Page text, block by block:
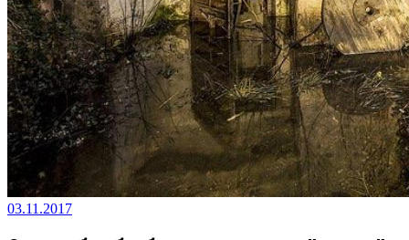
03.11.2017